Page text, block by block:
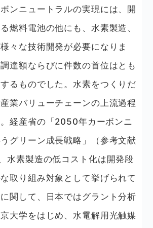
ンニュートラルの実現には、開
燃料電池の他にも、水素製造、
々な技術開発が必要になりま
達額ならびに件数の首位はとも
るものでした。水素をつくりだ
業バリューチェーンの上流過程
経産省の「2050年カーボンニ
グリーン成長戦略」（参考文献
水素製造の低コスト化は開発段
取り組み対象として挙げられて
関して、日本ではグラント分析
大学をはじめ、水電解用光触媒